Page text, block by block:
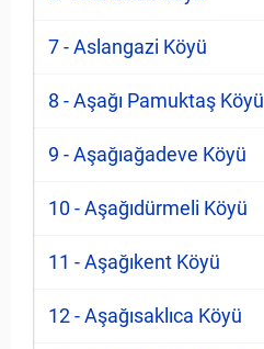
7 - Aslangazi Köyü
8 - Aşağı Pamuktaş Köyü
9 - Aşağıağadeve Köyü
10 - Aşağıdürmeli Köyü
11 - Aşağıkent Köyü
12 - Aşağısaklıca Köyü